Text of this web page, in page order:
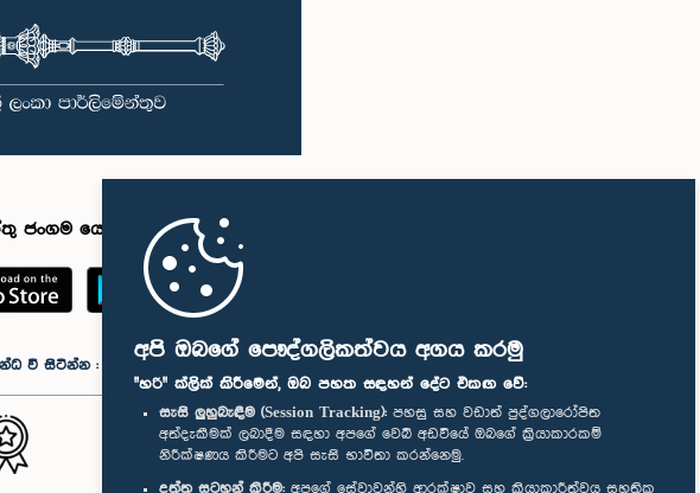
අපි ඔබගේ පෞද්ගලිකත්වය අගය කරමු
"හරි" ක්ලික් කිරීමෙන්, ඔබ පහත සඳහන් දේට එකඟ වේ:
සැසි ලුහුබැඳීම (Session Tracking): පහසු සහ වඩාත් පුද්ගලාරෝපිත
අත්දැකීමක් ලබාදීම සඳහා අපගේ වෙබ් අඩවියේ ඔබගේ ක්‍රියාකාරකම්
නිරීක්ෂණය කිරීමට අපි සැසි භාවිතා කරන්නෙමු.
දත්ත සටහන් කිරීම: අපගේ සේවාවන්හි ආරක්ෂාව සහ ක්‍රියාකාරීත්වය සහතික
ජංගම යෙදුම
වී සිටින්න :